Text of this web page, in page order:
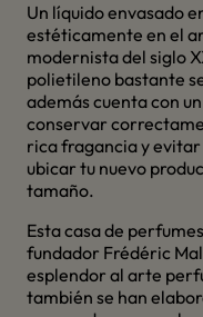
Un líquido envasado
estéticamente en el
modernista del siglo
polietileno bastante
además cuenta con
conservar
rica fragancia y
ubicar tu nuevo
tamaño.
Esta casa de
fundador Frédéric
esplendor al arte
también se han